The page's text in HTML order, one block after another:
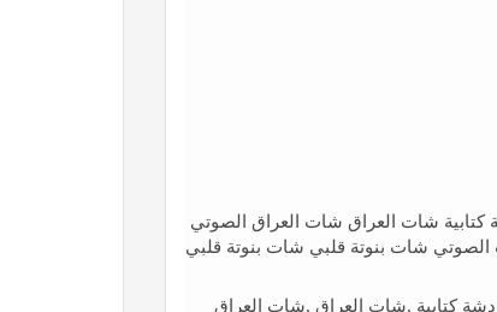
شات العراق شات العراق الصوتي
شات بنوتة قلبي شات بنوتة قلبي
كتابية ,شات العراق ,شات العراق